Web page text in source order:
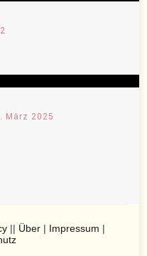
März 2025
|| Über | Impressum |